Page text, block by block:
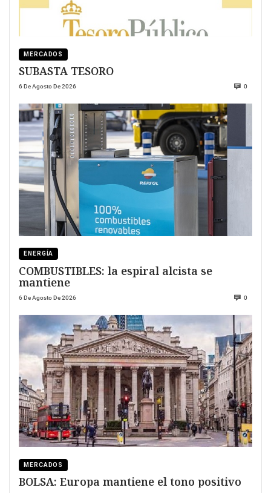
MERCADOS
SUBASTA TESORO
6 De Agosto De 2026 0
ENERGÍA
COMBUSTIBLES: la espiral alcista se
mantiene
6 De Agosto De 2026 0
MERCADOS
BOLSA: Europa mantiene el tono positivo